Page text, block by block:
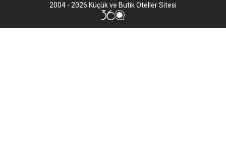
2004 - 2026 Küçük ve Butik Oteller Sitesi